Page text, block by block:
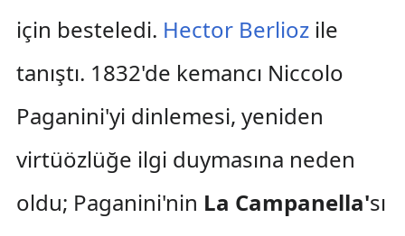
için besteledi. Hector Berliozile
tanıştı. 1832'de kemancı Niccolo
Paganini'yi dinlemesi, yeniden
virtüözlüğe ilgi duymasına neden
oldu; Paganini'nin La Campanella'sı